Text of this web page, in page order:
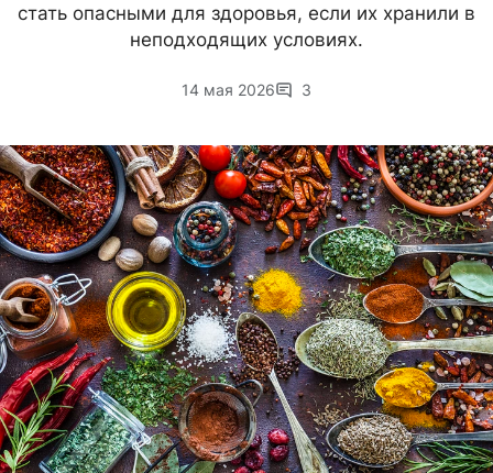
стать опасными для здоровья, если их хранили в
неподходящих условиях.
14 мая 2026 3